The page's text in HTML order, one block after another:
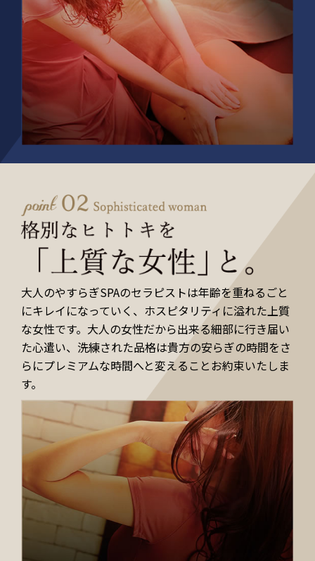
大人のやすらぎSPAのセラピストは年齢を重ねるごと
にキレイになっていく、ホスピタリティに溢れた上質
な女性です。大人の女性だから出来る細部に行き届い
た心遣い、洗練された品格は貴方の安らぎの時間をさ
らにプレミアムな時間へと変えることお約束いたしま
す。